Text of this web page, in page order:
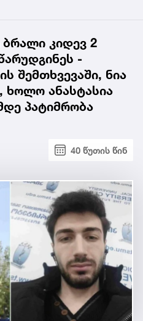
ბრალი კიდევ 2
-
შემთხვევაში, ნია
ხოლო ანასტასია
პატიმრობა
40 წუთის წინ